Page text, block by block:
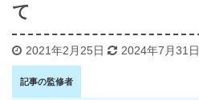
て
2021年2月25日 2024年7月31日
記事の監修者